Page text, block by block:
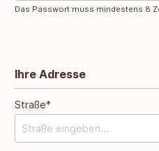
Das Passwort muss mindestens 8
Ihre Adresse
Straße*